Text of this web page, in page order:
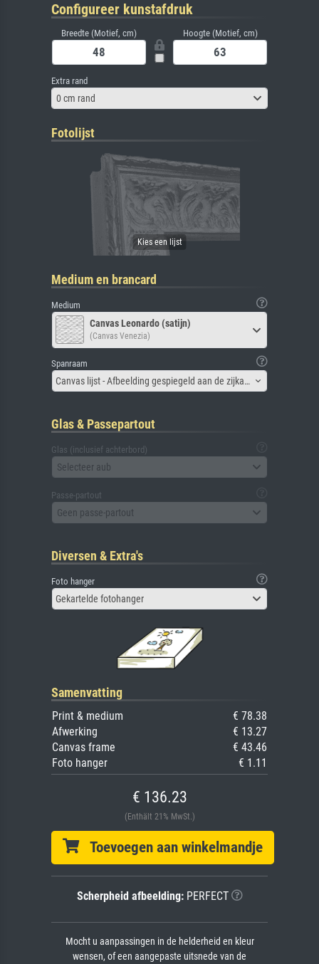
Configureer kunstafdruk
Breedte (Motief, cm) Hoogte (Motief, cm)
Extra rand
0 cm rand
Fotolijst
Medium en brancard
Medium
Canvas Leonardo (satijn)
(Canvas Venezia)
Spanraam
Canvas lijst - Afbeelding gespiegeld aan de zijkant
Glas & Passepartout
Glas (inclusief achterbord)
Selecteer aub
Passe-partout
Geen passe-partout
Diversen & Extra's
Foto hanger
Gekartelde fotohanger
Samenvatting
Print & medium
€ 78.38
Afwerking
€ 13.27
Canvas frame
€ 43.46
Foto hanger
€ 1.11
€ 136.23
(Enthält 21% MwSt.)
Toevoegen aan winkelmandje
Scherpheid afbeelding:PERFECT
Mocht u aanpassingen in de helderheid en kleur
wensen, of een aangepaste uitsnede van de